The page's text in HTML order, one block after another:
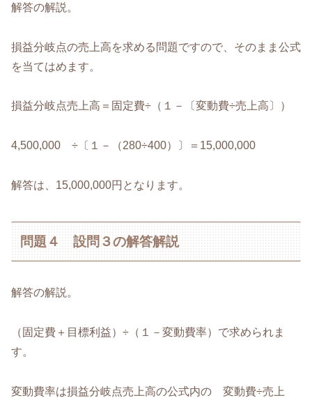
解答の解説。
損益分岐点の売上高を求める問題ですので、そのまま公式
を当てはめます。
損益分岐点売上高＝固定費÷（１－〔変動費÷売上高〕）
4,500,000 ÷〔１－（280÷400）〕＝15,000,000
解答は、15,000,000円となります。
問題４ 設問３の解答解説
解答の解説。
（固定費＋目標利益）÷（１－変動費率）で求められま
す。
変動費率は損益分岐点売上高の公式内の 変動費÷売上